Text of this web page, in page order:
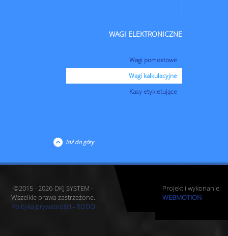
WAGI ELEKTRONICZNE
Wagi pomostowe
Wagi kalkulacyjne
Kasy etykietujące
Idź do góry
©2015 - 2026-DKJ SYSTEM -
Wszelkie prawa zastrzeżone.
Polityka prywatności - RODO
Projekt i wykonanie:
WEBMOTION